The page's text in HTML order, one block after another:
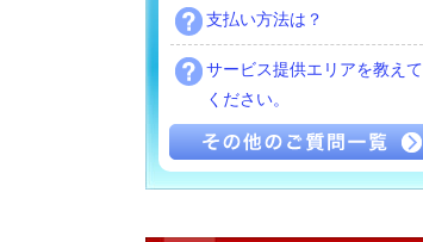
支払い方法は？
サービス提供エリアを教えて
ください。